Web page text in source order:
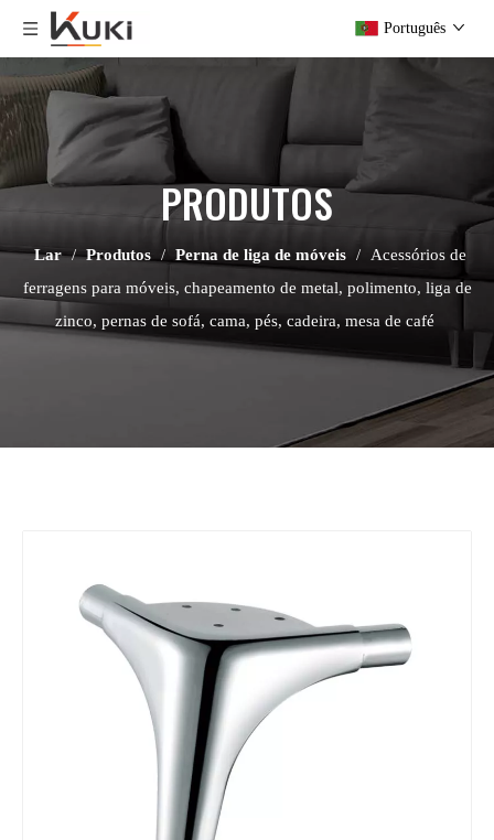
Português
PRODUTOS
Lar / Produtos / Perna de liga de móveis /
Acessórios de
ferragens para móveis, chapeamento de metal, polimento, liga de
zinco, pernas de sofá, cama, pés, cadeira, mesa de café